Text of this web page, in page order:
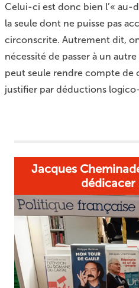
Celui-ci est donc bien l’« au-
la seule dont ne puisse pas
circonscrite. Autrement dit,
nécessité de passer à un
peut seule rendre compte de
justifier par déductions
Jacques
dédicacer